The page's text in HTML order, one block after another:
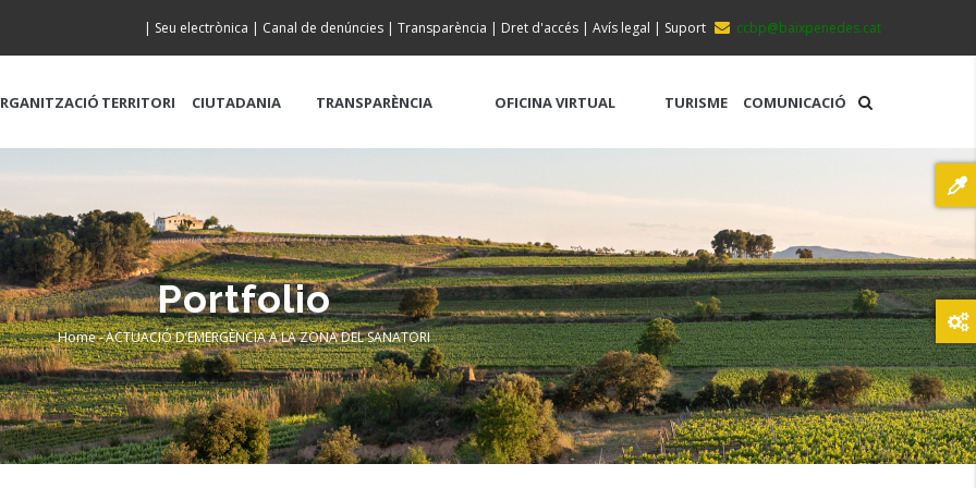
ccbp@baixpenedes.cat
| Seu electrònica | Canal de denúncies | Transparència | Dret d'accés | Avís legal | Suport
TERRITORI CIUTADANIA TRANSPARÈNCIA OFICINA VIRTUAL TURISME COMUNICACIÓ
Portfolio
Breadcrumb
Home-ACTUACIÓ D’EMERGÈNCIA A LA ZONA DEL SANATORI